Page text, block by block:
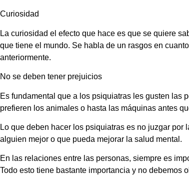
Curiosidad
La curiosidad el efecto que hace es que se quiere
que tiene el mundo. Se habla de un rasgos en
anteriormente.
No se deben tener prejuicios
Es fundamental que a los psiquiatras les gusten las
prefieren los animales o hasta las máquinas antes
Lo que deben hacer los psiquiatras es no juzgar
alguien mejor o que pueda mejorar la salud mental.
En las relaciones entre las personas, siempre es
Todo esto tiene bastante importancia y no debemos